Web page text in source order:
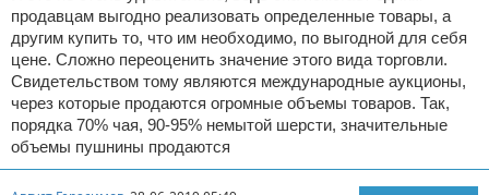
продавцам выгодно реализовать определенные товары, а
другим купить то, что им необходимо, по выгодной для себя
цене. Сложно переоценить значение этого вида торговли.
Свидетельством тому являются международные аукционы,
через которые продаются огромные объемы товаров. Так,
порядка 70% чая, 90-95% немытой шерсти, значительные
объемы пушнины продаются